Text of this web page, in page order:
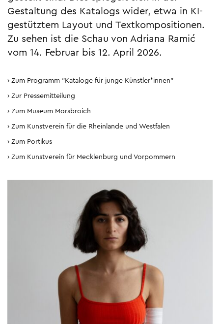
Gestaltung des Katalogs wider, etwa in KI-
gestütztem Layout und Textkompositionen.
Zu sehen ist die Schau von Adriana Ramić
vom 14. Februar bis 12. April 2026.
Zum Programm "Kataloge für junge Künstler*innen"
Zur Pressemitteilung
Zum Museum Morsbroich
Zum Kunstverein für die Rheinlande und Westfalen
Zum Portikus
Zum Kunstverein für Mecklenburg und Vorpommern